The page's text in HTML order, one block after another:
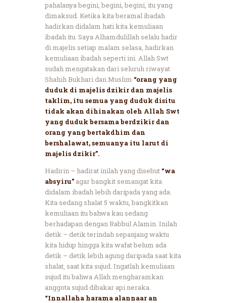
pahalanya begini, begini, begini, itu yang
dimaksud. Ketika kita beramal ibadah
hadirkan didalam hati kita kemuliaan
ibadah itu. Saya Alhamdulillah selalu hadir
di majelis setiap malam selasa, hadirkan
kemuliaan ibadah seperti ini. Allah Swt
sudah mengatakan dari seluruh riwayat
Shahih Bukhari dan Muslim “orang yang
duduk di majelis dzikir dan majelis
taklim, itu semua yang duduk disitu
tidak akan dihinakan oleh Allah Swt
yang duduk bersama berdzikir dan
orang yang bertakdhim dan
bershalawat, semuanya itu larut di
majelis dzikir”.
Hadirin – hadirat inilah yang disebut “wa
absyiru” agar bangkit semangat kita
didalam ibadah lebih daripada yang ada.
Kita sedang shalat 5 waktu, bangkitkan
kemuliaan itu bahwa kau sedang
berhadapan dengan Rabbul Alamin. Inilah
detik – detik terindah sepanjang waktu
kita hidup hingga kita wafat belum ada
detik – detik lebih agung daripada saat kita
shalat, saat kita sujud. Ingatlah kemuliaan
sujud itu bahwa Allah mengharamkan
anggota sujud dibakar api neraka.
“Innallaha harama alannaar an